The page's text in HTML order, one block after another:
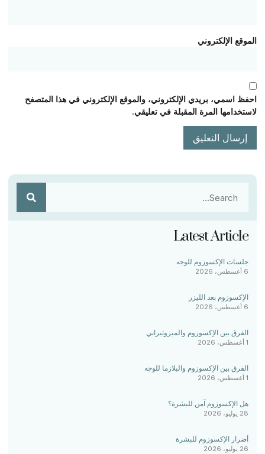
الموقع الإلكتروني
احفظ اسمي، بريدي الإلكتروني، والموقع الإلكتروني في هذا المتصفح
لاستخدامها المرة المقبلة في تعليقي.
Latest Article
جلسات الإكسوزوم للوجه
6 أغسطس، 2026
الإكسوزوم بعد الليزر
6 أغسطس، 2026
الفرق بين الإكسوزوم والميزوثيرابي
1 أغسطس، 2026
الفرق بين الإكسوزوم والبلازما للوجه
1 أغسطس، 2026
هل الإكسوزوم آمن للبشرة؟
28 يوليو، 2026
أضرار الإكسوزوم للبشرة
26 يوليو، 2026